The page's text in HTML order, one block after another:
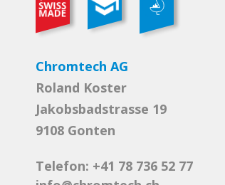
Chromtech AG
Roland Koster
Jakobsbadstrasse 19
9108 Gonten
Telefon: +41 78 736 52 77